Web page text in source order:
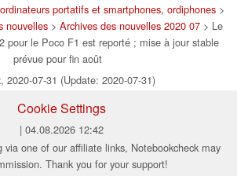
portatifs et smartphones, ordiphones >
nouvelles > Archives des nouvelles 2020 07 > Le
pour le Poco F1 est reporté ; mise à jour stable
prévue pour fin août
2020-07-31 (Update: 2020-07-31)
Cookie Settings
| 04.08.2026 12:42
one of our affiliate links, Notebookcheck may
Thank you for your support!